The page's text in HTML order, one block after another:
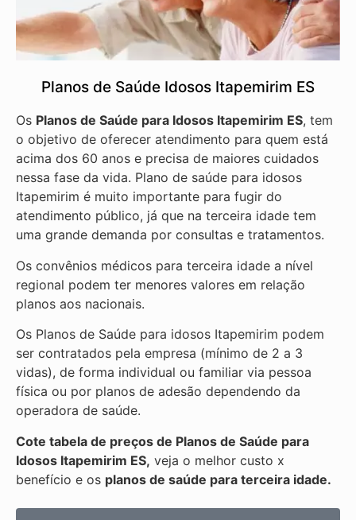
Planos de Saúde Idosos Itapemirim ES
Os Planos de Saúde para Idosos Itapemirim ES, tem
o objetivo de oferecer atendimento para quem está
acima dos 60 anos e precisa de maiores cuidados
nessa fase da vida. Plano de saúde para idosos
Itapemirim é muito importante para fugir do
atendimento público, já que na terceira idade tem
uma grande demanda por consultas e tratamentos.
Os convênios médicos para terceira idade a nível
regional podem ter menores valores em relação
planos aos nacionais.
Os Planos de Saúde para idosos Itapemirim podem
ser contratados pela empresa (mínimo de 2 a 3
vidas), de forma individual ou familiar via pessoa
física ou por planos de adesão dependendo da
operadora de saúde.
Cote tabela de preços de Planos de Saúde para
Idosos Itapemirim ES, veja o melhor custo x
benefício e os planos de saúde para terceira idade.